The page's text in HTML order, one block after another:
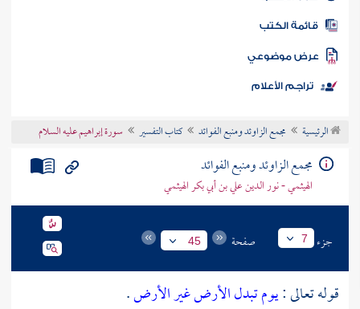
المكتبة
الكتب
موضوعي
تراجم الأعلام
الرئيسية مجمع الزاوئد ومنبع الفوائد كتاب التفسير سورة إبراهيم عليه السلام
مجمع الزاوئد ومنبع الفوائد
الهيثمي - نور الدين علي بن أبي بكر الهيثمي
جزء 7 صفحة 45
قوله تعالى :يوم تبدل الأرض غير الأرض.